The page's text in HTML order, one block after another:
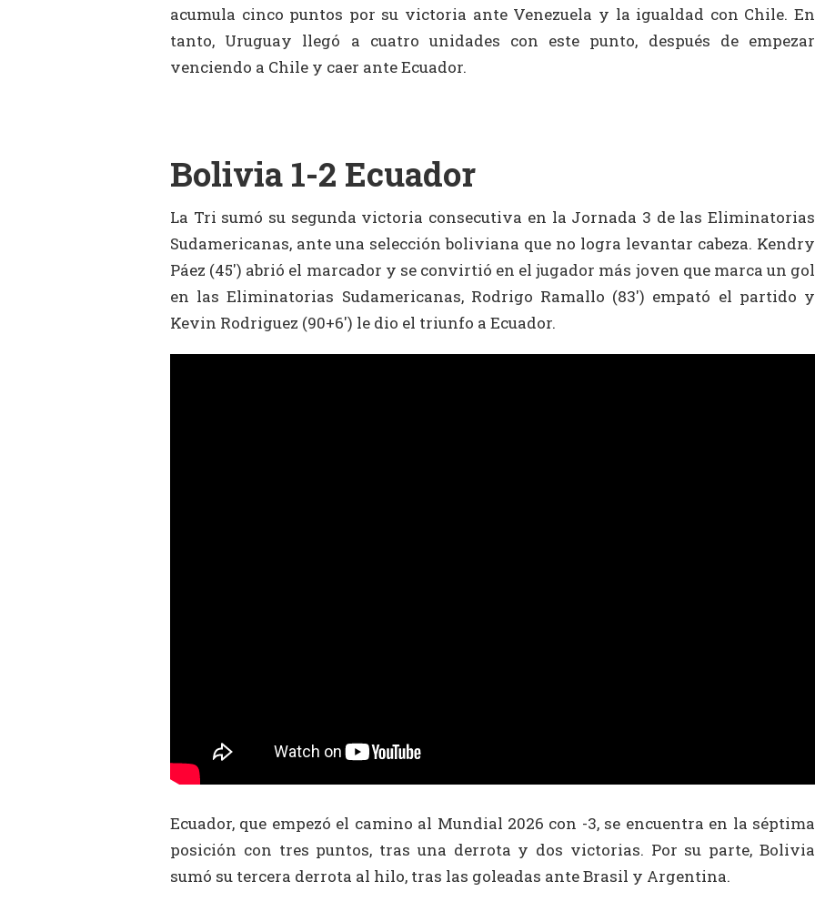
acumula cinco puntos por su victoria ante Venezuela y la igualdad con Chile. En
tanto, Uruguay llegó a cuatro unidades con este punto, después de empezar
venciendo a Chile y caer ante Ecuador.
Bolivia 1-2 Ecuador
La Tri sumó su segunda victoria consecutiva en la Jornada 3 de las Eliminatorias
Sudamericanas, ante una selección boliviana que no logra levantar cabeza. Kendry
Páez (45′) abrió el marcador y se convirtió en el jugador más joven que marca un gol
en las Eliminatorias Sudamericanas, Rodrigo Ramallo (83′) empató el partido y
Kevin Rodriguez (90+6′) le dio el triunfo a Ecuador.
Ecuador, que empezó el camino al Mundial 2026 con -3, se encuentra en la séptima
posición con tres puntos, tras una derrota y dos victorias. Por su parte, Bolivia
sumó su tercera derrota al hilo, tras las goleadas ante Brasil y Argentina.